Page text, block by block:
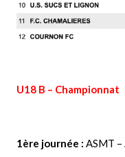
U18 B – Championnat
1ère journée : ASMT –